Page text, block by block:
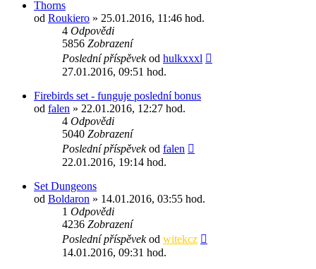
Thorns
od Roukiero » 25.01.2016, 11:46 hod.
4 Odpovědi
5856 Zobrazení
Poslední příspěvekod hulkxxxl
27.01.2016, 09:51 hod.
Firebirds set - funguje poslední bonus
od falen » 22.01.2016, 12:27 hod.
4 Odpovědi
5040 Zobrazení
Poslední příspěvekod falen
22.01.2016, 19:14 hod.
Set Dungeons
od Boldaron » 14.01.2016, 03:55 hod.
1 Odpovědi
4236 Zobrazení
Poslední příspěvekod witekcz
14.01.2016, 09:31 hod.